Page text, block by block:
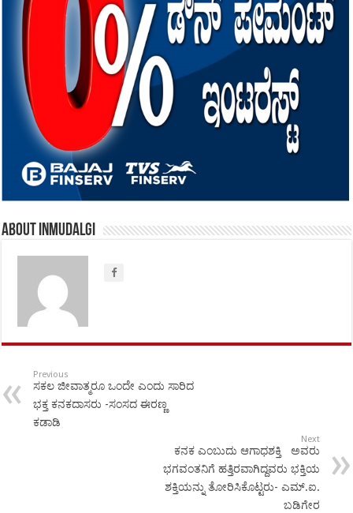
About inmudalgi
Previous
ಸಕಲ ಜೀವಾತ್ಮರೂ ಒಂದೇ ಎಂದು ಸಾರಿದ
ಭಕ್ತ ಕನಕದಾಸರು -ಸಂಸದ ಈರಣ್ಣ
ಕಡಾಡಿ
Next
ಕನಕ ಎಂಬುದು ಆಗಾಧಶಕ್ತಿ ಅವರು
ಭಗವಂತನಿಗೆ ಹತ್ತಿರವಾಗಿದ್ದವರು ಭಕ್ತಿಯ
ಶಕ್ತಿಯನ್ನು ತೋರಿಸಿಕೊಟ್ಟರು- ಎಮ್.ಐ.
ಬಡಿಗೇರ